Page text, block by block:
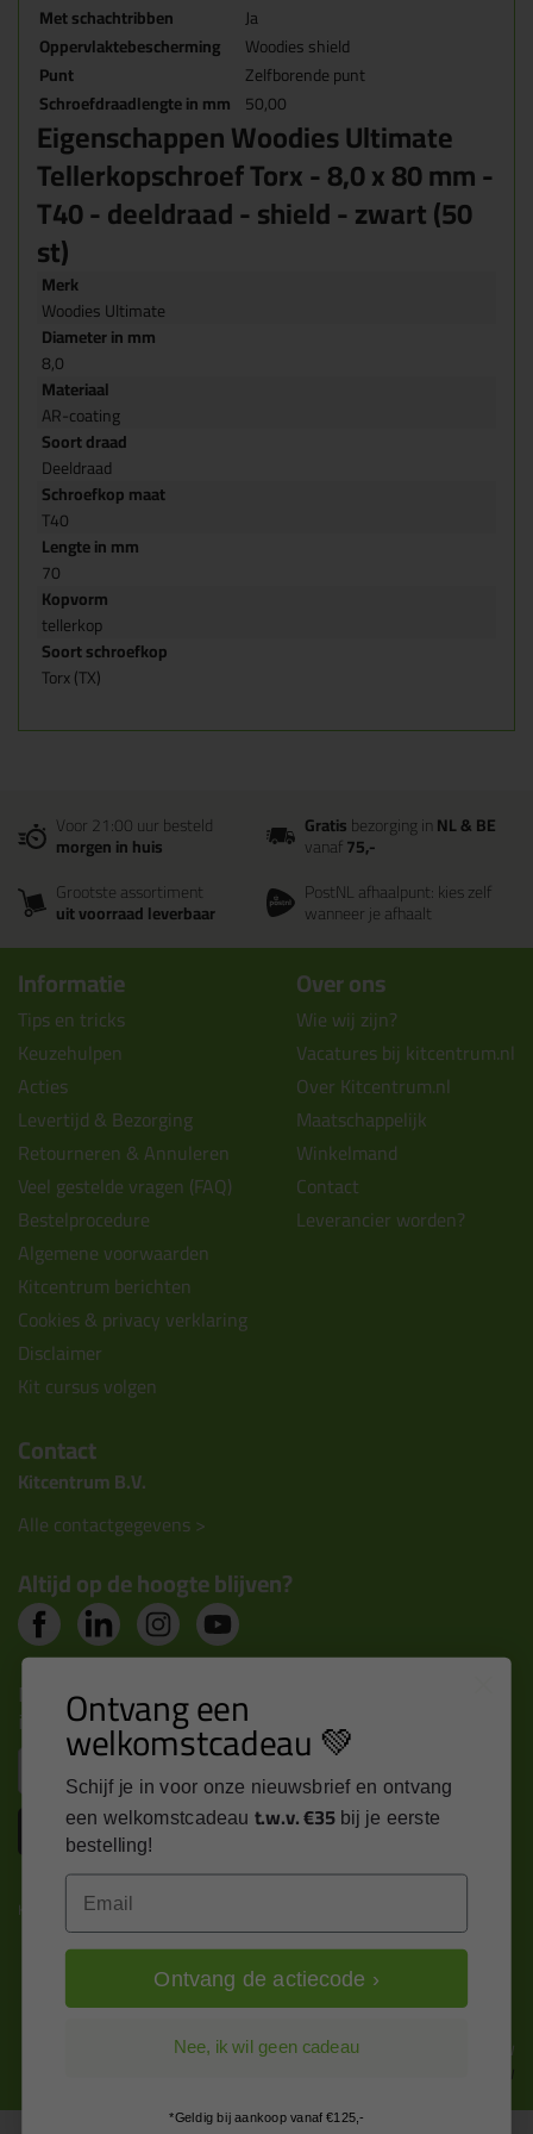
Met schachtribben
Ja
Oppervlaktebescherming
Woodies shield
Punt
Zelfborende punt
Schroefdraadlengte in mm 50,00
Eigenschappen Woodies Ultimate
Tellerkopschroef Torx - 8,0 x 80 mm -
T40 - deeldraad - shield - zwart (50
st)
Merk
Woodies Ultimate
Diameter in mm
8,0
Materiaal
AR-coating
Soort draad
Deeldraad
Schroefkop maat
T40
Lengte in mm
70
Kopvorm
tellerkop
Soort schroefkop
Torx (TX)
Voor 21:00 uur besteld
morgen in huis
Gratisbezorging inNL & BE
vanaf75,-
Grootste assortiment
uit voorraad leverbaar
PostNL afhaalpunt: kies zelf
wanneer je afhaalt
Informatie
Tips en tricks
Keuzehulpen
Acties
Levertijd & Bezorging
Retourneren & Annuleren
Veel gestelde vragen (FAQ)
Bestelprocedure
Algemene voorwaarden
Kitcentrum berichten
Cookies & privacy verklaring
Disclaimer
Kit cursus volgen
Over ons
Wie wij zijn?
Vacatures bij kitcentrum.nl
Over Kitcentrum.nl
Maatschappelijk
Winkelmand
Contact
Leverancier worden?
Contact
Kitcentrum B.V.
Alle contactgegevens >
Altijd op de hoogte blijven?
Nieuws, tips en exclusieve deals rechtstreeks in je
inbox
Inschrijven
Kitcentrum is trots op:
Alle prijzen zijn in EURO en excl. 21% BTW
wijzig naar incl. BTW
Ontvang een
welkomstcadeau 💚
Schijf je in voor onze nieuwsbrief en ontvang
een welkomstcadeau t.w.v. €35 bij je eerste
bestelling!
Email
Ontvang de actiecode ›
Nee, ik wil geen cadeau
*Geldig bij aankoop vanaf €125,-